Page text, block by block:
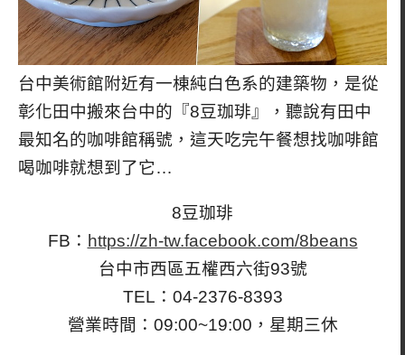
台中美術館附近有一棟純白色系的建築物，是從
彰化田中搬來台中的『8豆珈琲』，聽說有田中
最知名的咖啡館稱號，這天吃完午餐想找咖啡館
喝咖啡就想到了它…
8豆珈琲
FB： https://zh-tw.facebook.com/8beans
台中市西區五權西六街93號
TEL：04-2376-8393
營業時間：09:00~19:00，星期三休